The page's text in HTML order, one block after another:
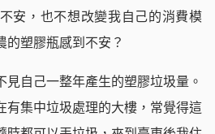
安，也不想改變我自己的消費模
的塑膠瓶感到不安？
自己一整年產生的塑膠垃圾量。
有集中垃圾處理的大樓，常覺得這